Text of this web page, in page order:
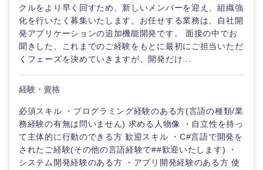
クルをより早く回すため、新しいメンバーを迎え、組織強
化を行いたく募集いたします。お任せする業務は、自社開
発アプリケーションの追加機能開発です。 面接の中でお
聞きした、これまでのご経験をもとに最初にご担当いただ
くフェーズを決めていきますが、開発だけ...
経験・資格
必須スキル ・プログラミング経験のある方(言語の種類/業
務経験の有無は問いません) 求める人物像 ・自立性を持っ
て主体的に行動のできる方 歓迎スキル ・C#言語で開発を
されたご経験(その他の言語経験で##歓迎いたします) ・
システム開発経験のある方 ・アプリ開発経験のある方 使